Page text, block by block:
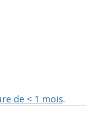
de < 1 mois.